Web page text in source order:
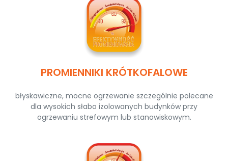
PROMIENNIKI KRÓTKOFALOWE
błyskawiczne, mocne ogrzewanie szczególnie polecane
dla wysokich słabo izolowanych budynków przy
ogrzewaniu strefowym lub stanowiskowym.